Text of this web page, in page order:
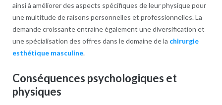
ainsi à améliorer des aspects spécifiques de leur physique pour
une multitude de raisons personnelles et professionnelles. La
demande croissante entraine également une diversification et
une spécialisation des offres dans le domaine de la chirurgie
esthétique masculine.
Conséquences psychologiques et
physiques